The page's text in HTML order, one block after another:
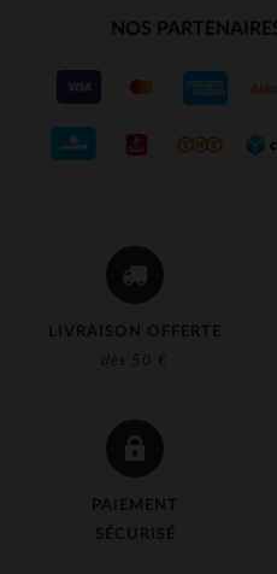
LIVRAISON OFFERTE
dès 50 €
PAIEMENT
SÉCURISÉ
NOS